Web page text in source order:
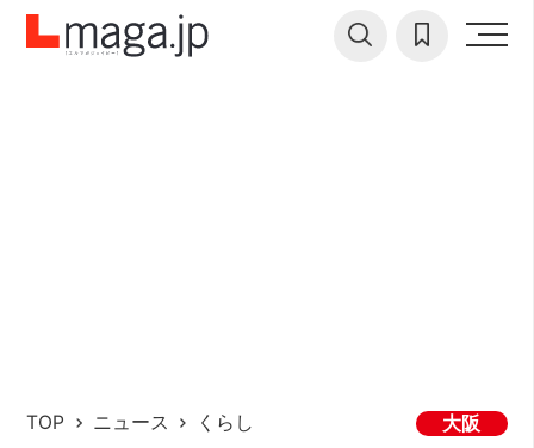
TOP ニュース くらし 大阪